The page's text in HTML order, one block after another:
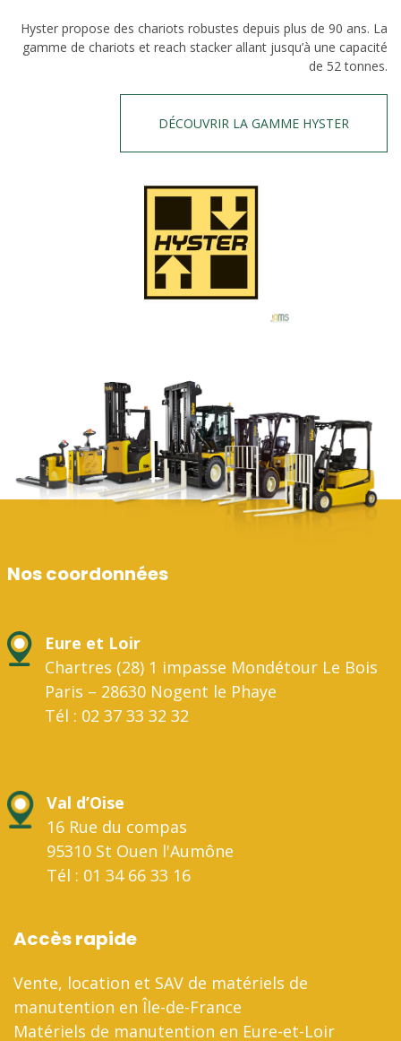
Hyster propose des chariots robustes depuis plus de 90 ans. La
gamme de chariots et reach stacker allant jusqu’à une capacité
de 52 tonnes.
DÉCOUVRIR LA GAMME HYSTER
Nos coordonnées
Eure et Loir
Chartres (28) 1 impasse Mondétour Le Bois
Paris – 28630 Nogent le Phaye
Tél : 02 37 33 32 32
Val d’Oise
16 Rue du compas
95310 St Ouen l'Aumône
Tél : 01 34 66 33 16
Accès rapide
Vente, location et SAV de matériels de
manutention en Île-de-France
Matériels de manutention en Eure-et-Loir